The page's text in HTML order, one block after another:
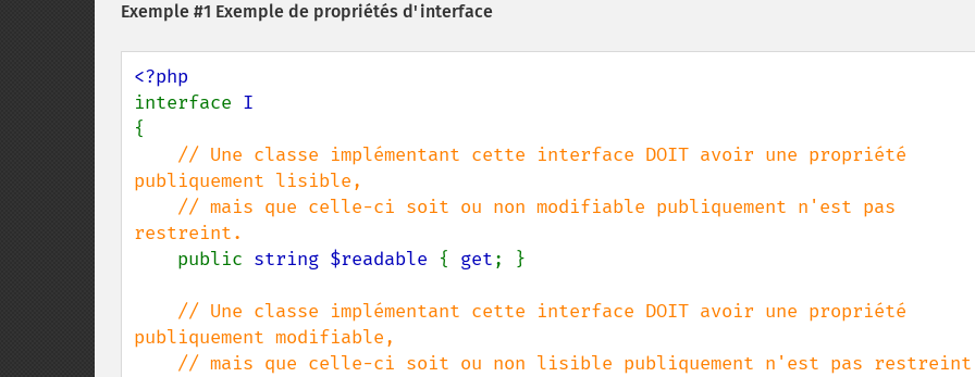
Exemple #1 Exemple de propriétés d'interface
interface
{
// Une classe implémentant cette interface DOIT avoir une propriété
publiquement lisible,
restreint.
public string $readable { get; }
// Une classe implémentant cette interface DOIT avoir une propriété
publiquement modifiable,